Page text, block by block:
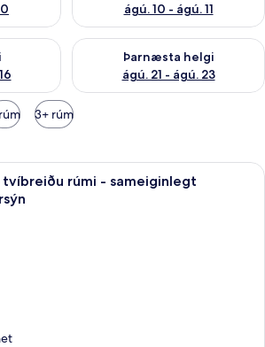
ágú. 10 - ágú. 11
helgi ágú. 14 - ágú. 16
Þarnæsta helgi
ágú. 21 - ágú. 23
Athuga framboð þarnæstu
3+ rúm
Basic-herbergi með tvíbreiðu rúmi
rúmi - sameiginlegt